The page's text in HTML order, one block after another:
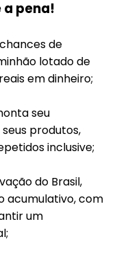
pena!
de
lotado de
em dinheiro;
seu
produtos,
inclusive;
do Brasil,
acumulativo, com
um